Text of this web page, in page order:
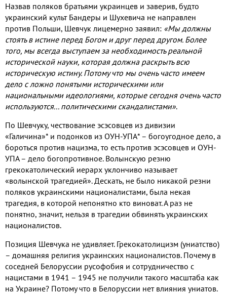
Назвав поляков братьями украинцев и заверив, будто
украинский культ Бандеры и Шухевича не направлен
против Польши, Шевчук лицемерно заявил: «Мы должны
стоять в истине перед Богом и друг перед другом. Более
того, мы всегда выступаем за необходимость реальной
исторической науки, которая должна раскрыть всю
историческую истину. Потому что мы очень часто имеем
дело с ложно понятыми историческими или
национальными идеологиями, которые сегодня очень часто
используются... политическими скандалистами».
По Шевчуку, чествование эсэсовцев из дивизии
«Галичина»* и подонков из ОУН-УПА* – богоугодное дело, а
бороться против нацизма, то есть против эсэсовцев и ОУН-
УПА – дело богопротивное. Волынскую резню
грекокатолический иерарх уклончиво называет
«волынской трагедией». Дескать, не было никакой резни
поляков украинскими националистами, была некая
трагедия, в которой непонятно кто виноват.А раз не
понятно, значит, нельзя в трагедии обвинять украинских
националистов.
Позиция Шевчука не удивляет. Грекокатолицизм (униатство)
– домашняя религия украинских националистов. Почему в
соседней Белоруссии русофобия и сотрудничество с
нацистами в 1941 – 1945 не получили такого масштаба как
на Украине? Потому что в Белоруссии нет влияния униатов.